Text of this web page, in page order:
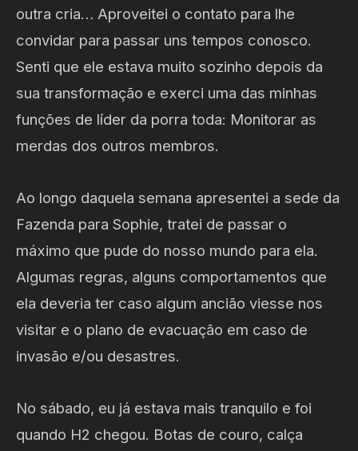
outra cria… Aproveitei o contato para lhe
convidar para passar uns tempos conosco.
Senti que ele estava muito sozinho depois da
sua transformação e exerci uma das minhas
funções de líder da porra toda: Monitorar as
merdas dos outros membros.
Ao longo daquela semana apresentei a sede da
Fazenda para Sophie, tratei de passar o
máximo que pude do nosso mundo para ela.
Algumas regras, alguns comportamentos que
ela deveria ter caso algum ancião viesse nos
visitar e o plano de evacuação em caso de
invasão e/ou desastres.
No sábado, eu já estava mais tranquilo e foi
quando H2 chegou. Botas de couro, calça